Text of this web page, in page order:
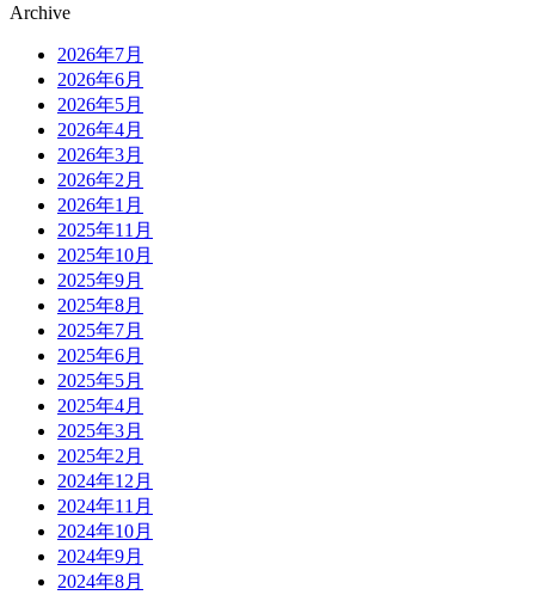
Archive
2026年7月
2026年6月
2026年5月
2026年4月
2026年3月
2026年2月
2026年1月
2025年11月
2025年10月
2025年9月
2025年8月
2025年7月
2025年6月
2025年5月
2025年4月
2025年3月
2025年2月
2024年12月
2024年11月
2024年10月
2024年9月
2024年8月